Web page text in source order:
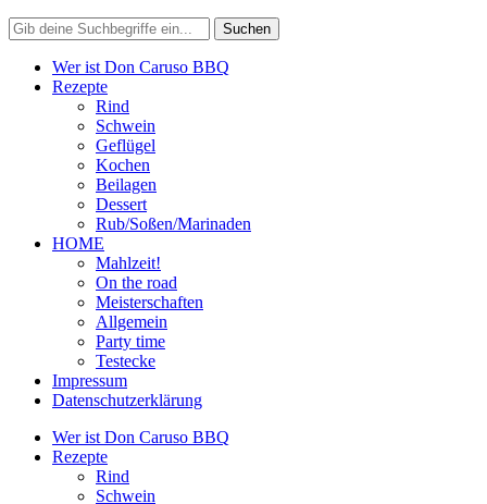
Wer ist Don Caruso BBQ
Rezepte
Rind
Schwein
Geflügel
Kochen
Beilagen
Dessert
Rub/Soßen/Marinaden
HOME
Mahlzeit!
On the road
Meisterschaften
Allgemein
Party time
Testecke
Impressum
Datenschutzerklärung
Wer ist Don Caruso BBQ
Rezepte
Rind
Schwein